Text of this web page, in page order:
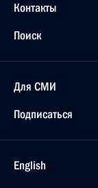
Контакты
Поиск
Для СМИ
Подписаться
English